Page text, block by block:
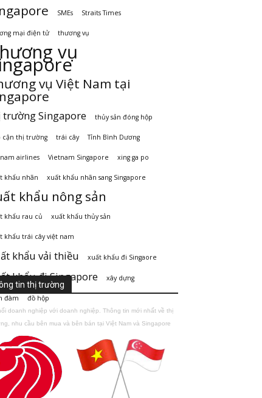
SMEs Straits Times
mại điện tử thương vụ
vụ
vụ Việt Nam tại
trường Singapore thủy sản đóng hộp
cận thị trường trái cây Tỉnh Bình Dương
airlines Vietnam Singapore xing ga po
khẩu nhãn xuất khẩu nhãn sang Singapore
khẩu nông sản
khẩu rau củ xuất khẩu thủy sản
khẩu trái cây việt nam
khẩu vải thiều xuất khẩu đi Singaore
khẩu đi Singapore xây dựng
đàm đồ hộp
tin thị trường
doanh nghiệp với doanh nghiệp. Thông tin mới nhất về thị
nhu cầu bên mua và bên bán tại Việt Nam và Singapore